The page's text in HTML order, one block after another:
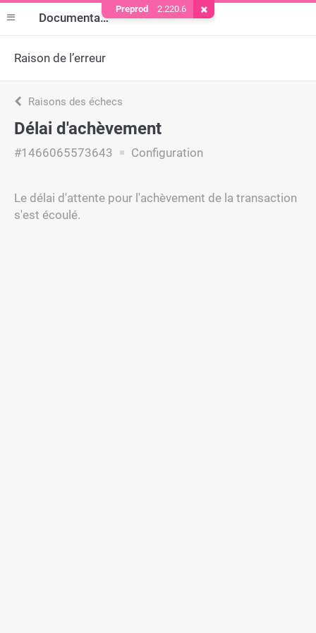
Documentation
Raison de l’erreur
Raisons des échecs
Délai d'achèvement
#1466065573643 Configuration
Le délai d'attente pour l'achèvement de la transaction
s'est écoulé.
Preprod 2.220.6 Supprimer le cookie